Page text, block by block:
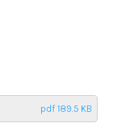
pdf 189.5 KB